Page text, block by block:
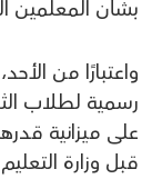
بشأن المعلمين
واعتبارًا من
رسمية لطلاب
قبل وزارة